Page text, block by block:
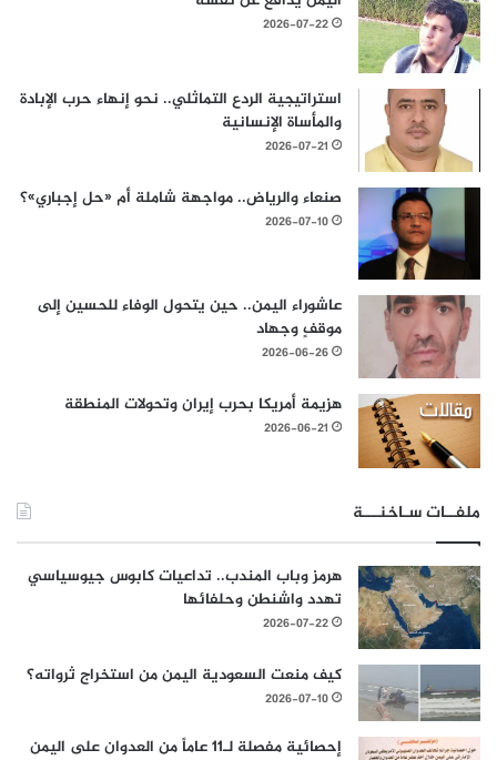
2026-07-22
استراتيجية الردع التماثلي.. نحو إنهاء حرب الإبادة
والمأساة الإنسانية
2026-07-21
صنعاء والرياض.. مواجهة شاملة أم «حل إجباري»؟
2026-07-10
عاشوراء اليمن.. حين يتحول الوفاء للحسين إلى
موقفٍ وجهاد
2026-06-26
هزيمة أمريكا بحرب إيران وتحولات المنطقة
2026-06-21
ملفــات سـاخنـــة
هرمز وباب المندب.. تداعيات كابوس جيوسياسي
تهدد واشنطن وحلفائها
2026-07-22
كيف منعت السعودية اليمن من استخراج ثرواته؟
2026-07-10
إحصائية مفصلة لـ11 عاماً من العدوان على اليمن